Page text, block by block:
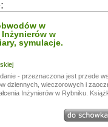
w
Inżynierów w
symulacje.
- przeznaczona jest przede
dziennych, wieczorowych i
Inżynierów w Rybniku.